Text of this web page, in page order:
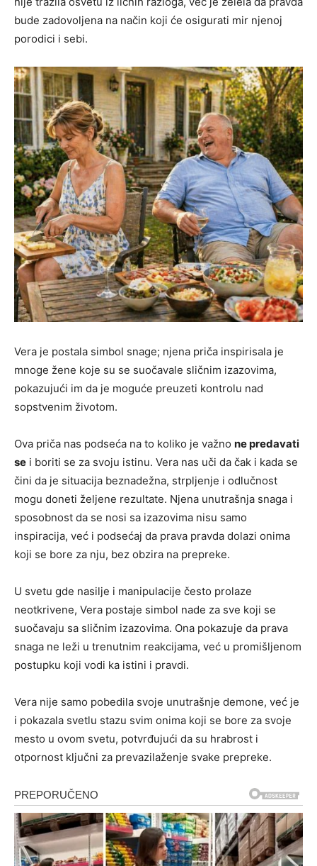
bude zadovoljena na način koji će osigurati mir njenoj
porodici i sebi.
Vera je postala simbol snage; njena priča inspirisala je
mnoge žene koje su se suočavale sličnim izazovima,
pokazujući im da je moguće preuzeti kontrolu nad
sopstvenim životom.
Ova priča nas podseća na to koliko je važno ne predavati
se i boriti se za svoju istinu. Vera nas uči da čak i kada se
čini da je situacija beznadežna, strpljenje i odlučnost
mogu doneti željene rezultate. Njena unutrašnja snaga i
sposobnost da se nosi sa izazovima nisu samo
inspiracija, već i podsećaj da prava pravda dolazi onima
koji se bore za nju, bez obzira na prepreke.
U svetu gde nasilje i manipulacije često prolaze
neotkrivene, Vera postaje simbol nade za sve koji se
suočavaju sa sličnim izazovima. Ona pokazuje da prava
snaga ne leži u trenutnim reakcijama, već u promišljenom
postupku koji vodi ka istini i pravdi.
Vera nije samo pobedila svoje unutrašnje demone, već je
i pokazala svetlu stazu svim onima koji se bore za svoje
mesto u ovom svetu, potvrđujući da su hrabrost i
otpornost ključni za prevazilaženje svake prepreke.